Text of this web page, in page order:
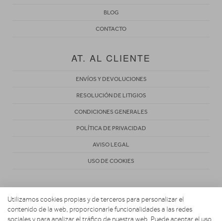
BLOG
CONTACTO
AT. AL CLIENTE
ENVÍOS Y DEVOLUCIONES
RESOLUCIÓN DE LITIGIOS
CONDICIONES GENERALES
POLÍTICA DE PRIVACIDAD
AVISO LEGAL
USO DE COOKIES
Utilizamos cookies propias y de terceros para personalizar el
contenido de la web, proporcionarle funcionalidades a las redes
sociales y para analizar el tráfico de nuestra web. Puede aceptar el uso